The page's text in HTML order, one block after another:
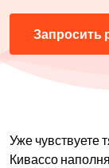
Запросить
Уже чувствуете
Кивассо